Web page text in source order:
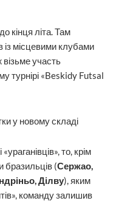
кінця літа. Там
із місцевими клубами
участь
турнірі «Beskidy Futsal
то, крім
бразильців (Сержао,
Ділву), яким
команду залишив